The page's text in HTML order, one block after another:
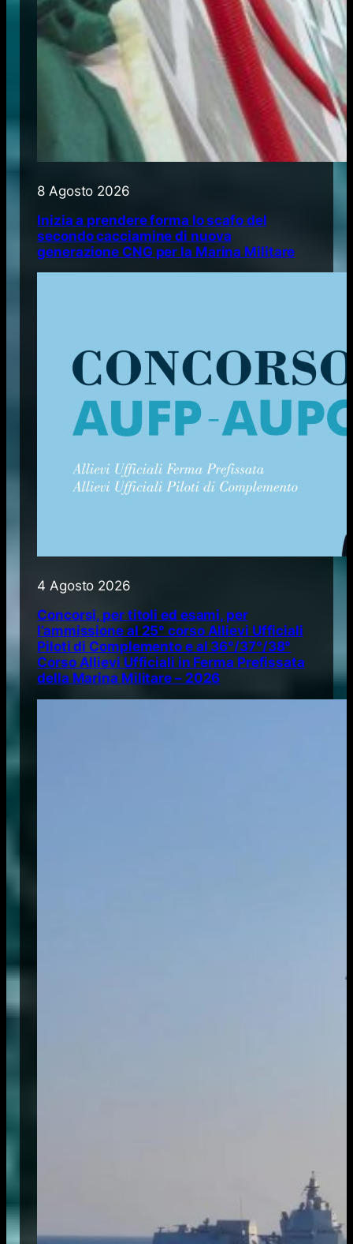
8 Agosto 2026
Inizia a prendere forma lo scafo del
secondo cacciamine di nuova
generazione CNG per la Marina Militare
4 Agosto 2026
Concorsi, per titoli ed esami, per
l’ammissione al 25° corso Allievi Ufficiali
Piloti di Complemento e al 36°/37°/38°
Corso Allievi Ufficiali in Ferma Prefissata
della Marina Militare – 2026